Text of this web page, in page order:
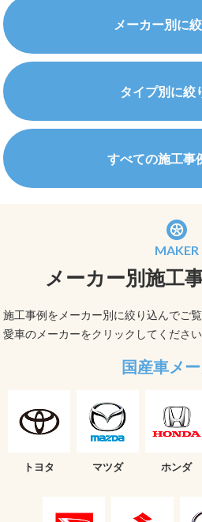
メーカー別に
タイプ別に絞
すべての施工事
MAKER
メーカー別施工
施工事例をメーカー別に絞り込んでご
愛車のメーカーをクリックしてください
国産車メ
トヨタ マツダ ホンダ